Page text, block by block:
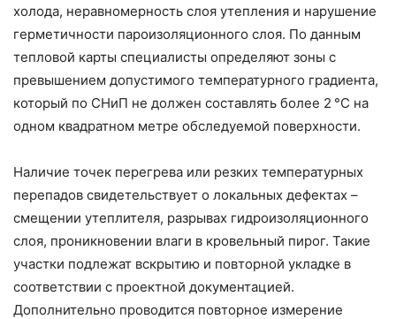
холода, неравномерность слоя утепления и нарушение
герметичности пароизоляционного слоя. По данным
тепловой карты специалисты определяют зоны с
превышением допустимого температурного градиента,
который по СНиП не должен составлять более 2 °C на
одном квадратном метре обследуемой поверхности.
Наличие точек перегрева или резких температурных
перепадов свидетельствует о локальных дефектах –
смещении утеплителя, разрывах гидроизоляционного
слоя, проникновении влаги в кровельный пирог. Такие
участки подлежат вскрытию и повторной укладке в
соответствии с проектной документацией.
Дополнительно проводится повторное измерение